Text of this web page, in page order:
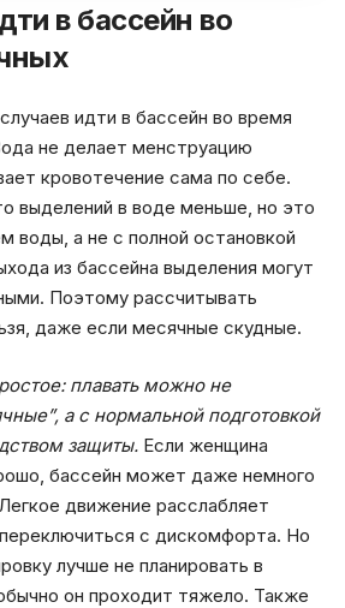
в бассейн во
идти в бассейн во время
не делает менструацию
кровотечение сама по себе.
выделений в воде меньше, но это
воды, а не с полной остановкой
из бассейна выделения могут
Поэтому рассчитывать
даже если месячные скудные.
плавать можно не
а с нормальной подготовкой
защиты. Если женщина
бассейн может даже немного
движение расслабляет
с дискомфорта. Но
лучше не планировать в
он проходит тяжело. Также